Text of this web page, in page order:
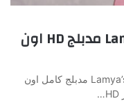
فيلم كرتون Lamya’s Poem 2021 مدبلج HD اون
مشاهدة وتحميل فيلم قصيدة لمياء – Lamya’s Poem مدبلج كامل اون